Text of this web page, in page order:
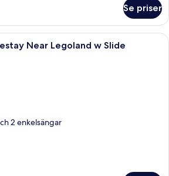
Se priser
En lekplats med en klättervägg, en
Near Legoland w Slide
2 enkelsängar